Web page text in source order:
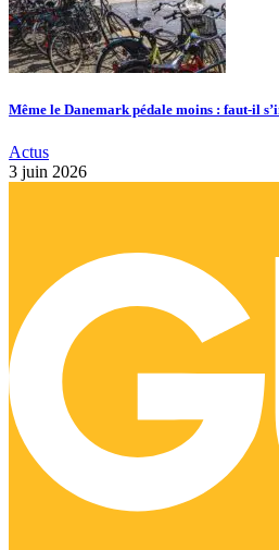
Même le Danemark pédale moins : faut-il
Actus
3 juin 2026